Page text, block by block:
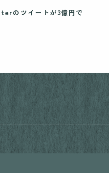
のツイートが3億円で